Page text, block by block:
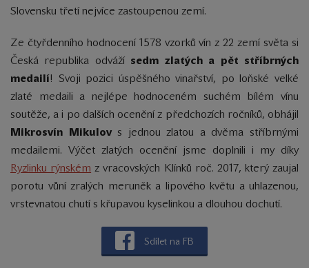
Slovensku třetí nejvíce zastoupenou zemí.
Ze čtyřdenního hodnocení 1578 vzorků vín z 22 zemí světa si
Česká republika odváží sedm zlatých a pět stříbrných
medailí! Svoji pozici úspěšného vinařství, po loňské velké
zlaté medaili a nejlépe hodnoceném suchém bílém vínu
soutěže, a i po dalších ocenění z předchozích ročníků, obhájil
Mikrosvín Mikulovs jednou zlatou a dvěma stříbrnými
medailemi. Výčet zlatých ocenění jsme doplnili i my díky
Ryzlinku rýnském z vracovských Klínků roč. 2017, který zaujal
porotu vůnízralých meruněk a lipového květu a uhlazenou,
vrstevnatou chutí s křupavou kyselinkou a dlouhou dochutí.
Sdílet na FB